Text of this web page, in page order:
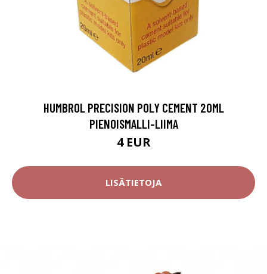
HUMBROL PRECISION POLY CEMENT 20ML
PIENOISMALLI-LIIMA
4 EUR
LISÄTIETOJA